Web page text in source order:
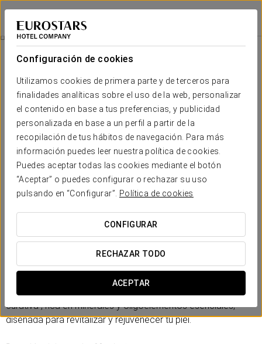
Configuración de cookies
Utilizamos cookies de primera parte y de terceros para
finalidades analíticas sobre el uso de la web, personalizar
el contenido en base a tus preferencias, y publicidad
personalizada en base a un perfil a partir de la
recopilación de tus hábitos de navegación. Para más
información puedes leer nuestra política de cookies.
Puedes aceptar todas las cookies mediante el botón
“Aceptar” o puedes configurar o rechazar su uso
pulsando en “Configurar”.
Política de cookies
CONFIGURAR
RECHAZAR TODO
ACEPTAR
Eurostars Louxo Talaso
PONTEVEDRA - O GROVE
Thalassomassage
79 €
Thalassomassage
¡Renueva tu cuerpo y mente con el Thalassomassage en el
Hotel Eurostars Louxo Talaso!
Disfruta de nuestro Thalassomassage, un original masaje
exfoliante corporal que utiliza una deliciosa mousse a base
de Lodo Marino. Este tratamiento es una verdadera "terapia
curativa", rica en minerales y oligoelementos esenciales,
diseñada para revitalizar y rejuvenecer tu piel.